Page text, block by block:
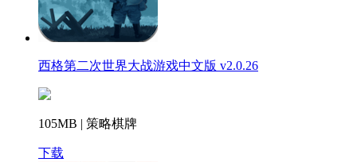
西格第二次世界大战游戏中文版 v2.0.26
105MB | 策略棋牌
下载